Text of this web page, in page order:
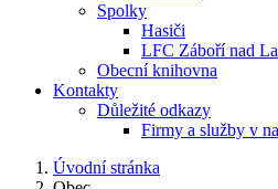
Spolky
Hasiči
LFC Záboří nad
Obecní knihovna
Kontakty
Důležité odkazy
Firmy a služby v
Úvodní stránka